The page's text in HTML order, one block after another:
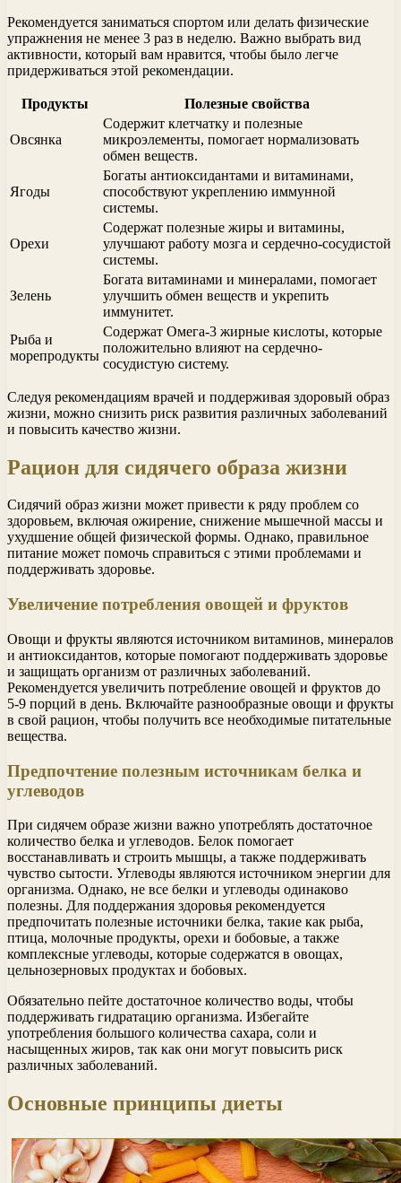
Рекомендуется заниматься спортом или делать физические
упражнения не менее 3 раз в неделю. Важно выбрать вид
активности, который вам нравится, чтобы было легче
придерживаться этой рекомендации.
Продукты Полезные свойства
Овсянка
Содержит клетчатку и полезные
микроэлементы, помогает нормализовать
обмен веществ.
Ягоды
Богаты антиоксидантами и витаминами,
способствуют укреплению иммунной
системы.
Орехи
Содержат полезные жиры и витамины,
улучшают работу мозга и сердечно-сосудистой
системы.
Зелень
Богата витаминами и минералами, помогает
улучшить обмен веществ и укрепить
иммунитет.
Рыба и
морепродукты
Содержат Омега-3 жирные кислоты, которые
положительно влияют на сердечно-
сосудистую систему.
Следуя рекомендациям врачей и поддерживая здоровый образ
жизни, можно снизить риск развития различных заболеваний
и повысить качество жизни.
Рацион для сидячего образа жизни
Сидячий образ жизни может привести к ряду проблем со
здоровьем, включая ожирение, снижение мышечной массы и
ухудшение общей физической формы. Однако, правильное
питание может помочь справиться с этими проблемами и
поддерживать здоровье.
Увеличение потребления овощей и фруктов
Овощи и фрукты являются источником витаминов, минералов
и антиоксидантов, которые помогают поддерживать здоровье
и защищать организм от различных заболеваний.
Рекомендуется увеличить потребление овощей и фруктов до
5-9 порций в день. Включайте разнообразные овощи и фрукты
в свой рацион, чтобы получить все необходимые питательные
вещества.
Предпочтение полезным источникам белка и
углеводов
При сидячем образе жизни важно употреблять достаточное
количество белка и углеводов. Белок помогает
восстанавливать и строить мышцы, а также поддерживать
чувство сытости. Углеводы являются источником энергии для
организма. Однако, не все белки и углеводы одинаково
полезны. Для поддержания здоровья рекомендуется
предпочитать полезные источники белка, такие как рыба,
птица, молочные продукты, орехи и бобовые, а также
комплексные углеводы, которые содержатся в овощах,
цельнозерновых продуктах и бобовых.
Обязательно пейте достаточное количество воды, чтобы
поддерживать гидратацию организма. Избегайте
употребления большого количества сахара, соли и
насыщенных жиров, так как они могут повысить риск
различных заболеваний.
Основные принципы диеты